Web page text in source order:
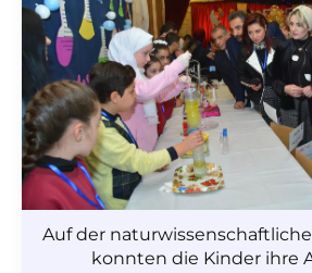
Auf der
konnten die Kinder ihre